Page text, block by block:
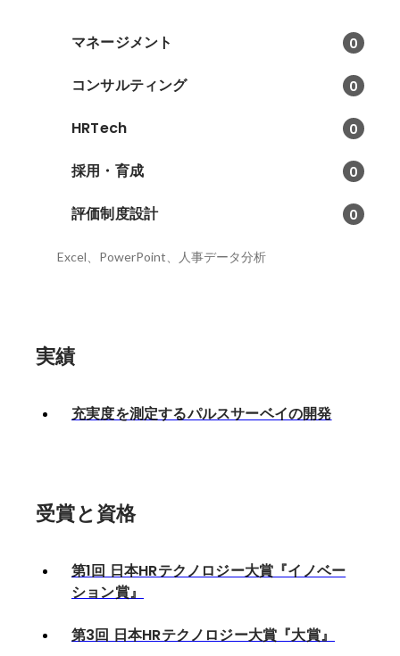
マネージメント 0
コンサルティング 0
HRTech 0
採用・育成 0
評価制度設計 0
Excel、PowerPoint、人事データ分析
実績
充実度を測定するパルスサーベイの開発
受賞と資格
第1回 日本HRテクノロジー大賞『イノベー
ション賞』
第3回 日本HRテクノロジー大賞『大賞』